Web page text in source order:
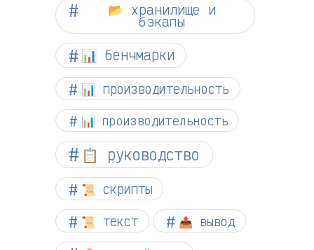
📂 хранилище и
бэкапы
📊 бенчмарки
📊 производительность
📊 производительность
📋 руководство
📜 скрипты
📜 текст 📤 вывод